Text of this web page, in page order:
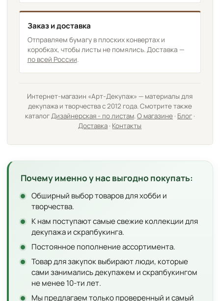
Заказ и доставка
Отправляем бумагу в плоских конвертах и
коробках, чтобы листы не помялись. Доставка —
по всей России
Интернет-магазин «Арт-Декупаж» — материалы для
декупажа и творчества с 2012 года. Смотрите также
каталогДизайнерская - по листам.О магазине· Блог·
Доставка · Контакты
Почему именно у нас выгодно покупать:
Обширный выбор товаров для хобби и
творчества.
К нам поступают самые свежие коллекции для
декупажа и скрапбукинга.
Постоянное пополнение ассортимента.
Товар для закупок выбирают люди, которые
сами занимались декупажем и скрапбукингом
не менее 10-ти лет.
Мы предлагаем только проверенный и самый